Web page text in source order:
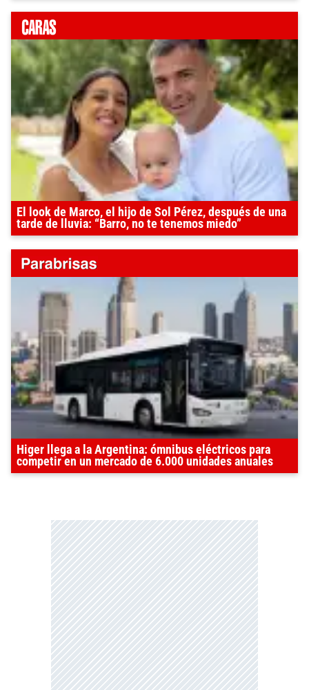
El look de Marco, el hijo de Sol Pérez, después de una
tarde de lluvia: “Barro, no te tenemos miedo”
Higer llega a la Argentina: ómnibus eléctricos para
competir en un mercado de 6.000 unidades anuales